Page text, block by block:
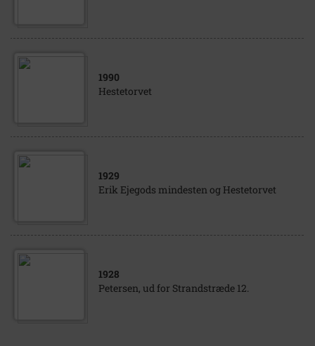
1990
Hestetorvet
1929
Erik Ejegods mindesten og Hestetorvet
1928
Petersen, ud for Strandstræde 12.